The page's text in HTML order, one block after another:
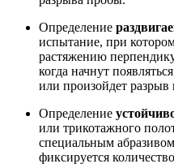
Определение
испытание, при
растяжению
когда начнут
или произойдет разрыв
Определение
или трикотажного
специальным
фиксируется